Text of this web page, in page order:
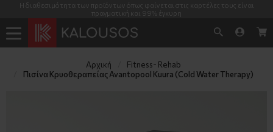
Η διαθεσιμότητα των προϊόντων όπως φαίνεται στις καρτέλες τους είναι
πραγματική και 99% έγκυρη
Αρχική
Fitness- Rehab
Πισίνα Κρυοθεραπείας Avantopool Kuura (Cold Water Therapy)